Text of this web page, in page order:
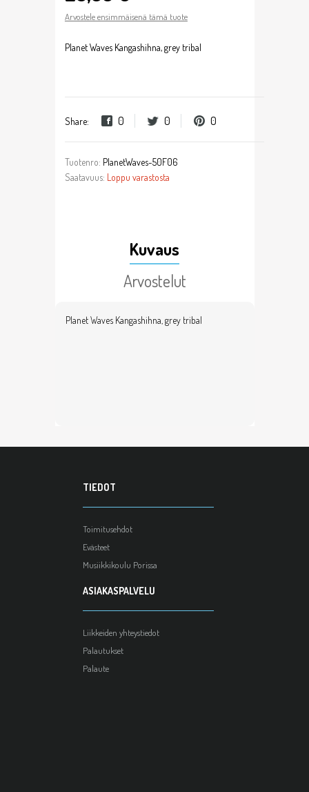
Arvostele ensimmäisenä tämä tuote
Planet Waves Kangashihna, grey tribal
Share: 0 0 0
Tuotenro: PlanetWaves-50F06
Saatavuus: Loppu varastosta
Kuvaus
Arvostelut
Planet Waves Kangashihna, grey tribal
TIEDOT
Toimitusehdot
Evästeet
Musiikkikoulu Porissa
ASIAKASPALVELU
Liikkeiden yhteystiedot
Palautukset
Palaute